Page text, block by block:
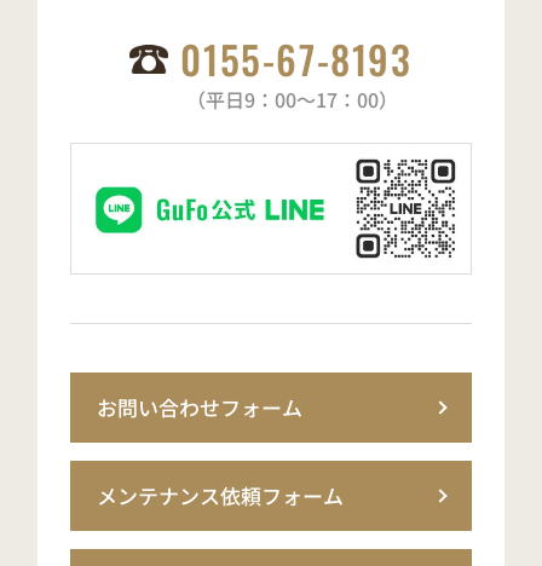
0155-67-8193
（平日9：00～17：00）
お問い合わせフォーム
メンテナンス依頼フォーム